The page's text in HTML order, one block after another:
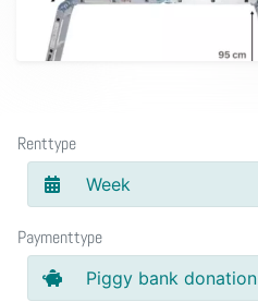
Renttype
Week
Paymenttype
Piggy bank donation